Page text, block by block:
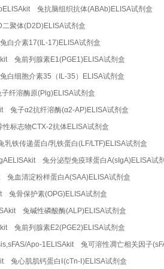
兔抗脑组织抗体(ABAb)ELISA试剂盒
聚体(D2D)ELISA试剂盒
白介素17(IL-17)ELISA试剂盒
兔前列腺素E1(PGE1)ELISA试剂盒
白细胞介素35（IL-35）ELISA试剂盒
纤溶酶原(Plg)ELISA试剂盒
兔子α2抗纤溶酶(α2-AP)ELISA试剂盒
标志物CTX-2抗体ELISA试剂盒
铁传递蛋白/乳铁蛋白(LF/LTF)ELISA试剂盒
兔分泌型免疫球蛋白A(sIgA)ELISA试
血清淀粉样蛋白A(SAA)ELISA试剂盒
兔骨保护素(OPG)ELISA试剂盒
兔碱性磷酸酶(ALP)ELISA试剂盒
兔前列腺素E2(PGE2)ELISA试剂盒
Apo-1ELISAkit 兔可溶性凋亡相关因子
兔心肌肌钙蛋白Ⅰ(cTn-Ⅰ)ELISA试剂盒